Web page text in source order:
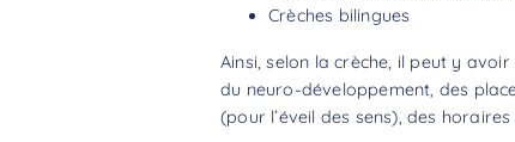
Crèches bilingues
Ainsi, selon la crèche, il peut y
du neuro-développement, des
(pour l’éveil des sens), des horaires